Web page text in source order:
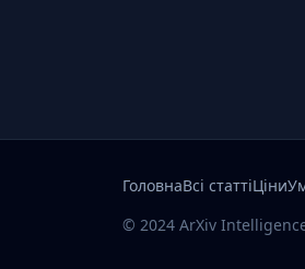
ГоловнаВсі статтіЦіни
© 2024 ArXiv